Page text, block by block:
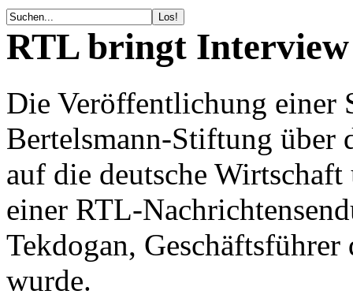
RTL bringt
Die Veröffentlichung einer
Bertelsmann-Stiftung über
auf die deutsche
einer RTL-
Tekdogan,
wurde.